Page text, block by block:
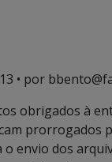
• por
obrigados à
prorrogados
o envio dos